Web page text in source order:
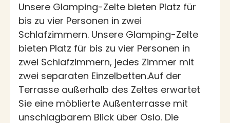
Unsere Glamping-Zelte bieten Platz für
bis zu vier Personen in zwei
Schlafzimmern. Unsere Glamping-Zelte
bieten Platz für bis zu vier Personen in
zwei Schlafzimmern, jedes Zimmer mit
zwei separaten Einzelbetten.Auf der
Terrasse außerhalb des Zeltes erwartet
Sie eine möblierte Außenterrasse mit
unschlagbarem Blick über Oslo. Die